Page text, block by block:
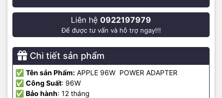
Liên hệ 0922197979
Để được tư vấn và hỗ trợ ngay!!!
Chi tiết sản phẩm
✅ Tên sản Phẩm: APPLE 96W POWER ADAPTER
✅ Công Suất: 96W
✅ Bảo hành: 12 tháng
⭐ Đánh giá khách hàng trên Google Maps